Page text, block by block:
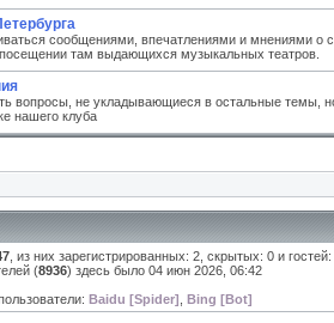
сообщениями, впечатлениями и мнениями о
там выдающихся музыкальных театров.
вопросы, не укладывающиеся в остальные темы,
нашего клуба
, из них зарегистрированных: 2, скрытых: 0 и
(8936) здесь было 04 июн 2026, 06:42
Baidu [Spider] Bing [Bot]